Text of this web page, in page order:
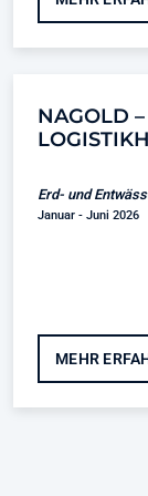
NAGOLD
Erd- und
Januar - Juni 2026
MEHR